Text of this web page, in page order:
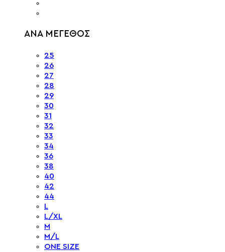
ΑΝΑ ΜΕΓΕΘΟΣ
25
26
27
28
29
30
31
32
33
34
36
38
40
42
44
L
L/XL
M
M/L
ONE SIZE